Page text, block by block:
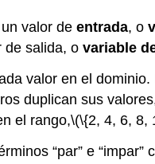
valor de entrada, o
de salida, o variable
valor en el
duplican sus
el rango,\(\{2, 4, 6, 8,
“par” e